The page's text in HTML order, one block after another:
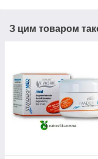
З цим товаром